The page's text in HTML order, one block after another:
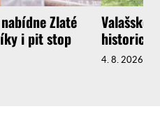
Zlaté
i pit stop
Valašské
4. 8. 2026